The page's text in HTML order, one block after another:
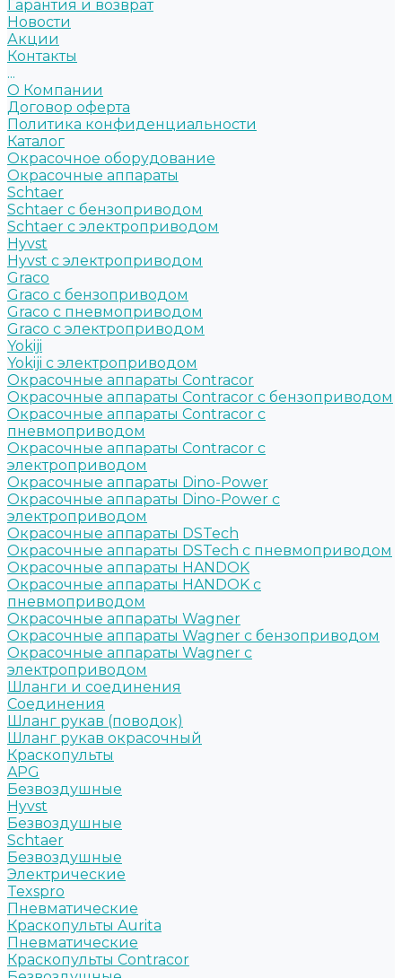
Гарантия и возврат
Новости
Акции
Контакты
...
О Компании
Договор оферта
Политика конфиденциальности
Каталог
Окрасочное оборудование
Окрасочные аппараты
Schtaer
Schtaer с бензоприводом
Schtaer c электроприводом
Hyvst
Hyvst с электроприводом
Graco
Graco c бензоприводом
Graco с пневмоприводом
Graco с электроприводом
Yokiji
Yokiji c электроприводом
Окрасочные аппараты Contracor
Окрасочные аппараты Contracor с бензоприводом
Окрасочные аппараты Contracor с
пневмоприводом
Окрасочные аппараты Contracor с
электроприводом
Окрасочные аппараты Dino-Power
Окрасочные аппараты Dino-Power с
электроприводом
Окрасочные аппараты DSTech
Окрасочные аппараты DSTech c пневмоприводом
Окрасочные аппараты HANDOK
Окрасочные аппараты HANDOK c
пневмоприводом
Окрасочные аппараты Wagner
Окрасочные аппараты Wagner с бензоприводом
Окрасочные аппараты Wagner с
электроприводом
Шланги и соединения
Cоединения
Шланг рукав (поводок)
Шланг рукав окрасочный
Краскопульты
APG
Безвоздушные
Hyvst
Безвоздушные
Schtaer
Безвоздушные
Электрические
Texspro
Пневматические
Краскопульты Aurita
Пневматические
Краскопульты Contracor